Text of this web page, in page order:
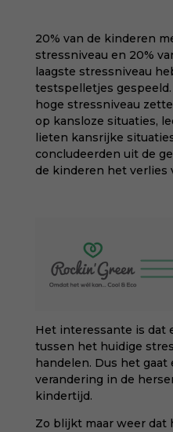
20% van de kinderen
stressniveau en 20%
laagste stressniveau
testspelletjes
hoge stressniveau
op kansloze situaties,
lieten kansrijke
concludeerden uit de
de kinderen het verlies
Het interessante is dat
tussen het huidige
handelen. Dus het
verandering in de
kindertijd.
Zo blijkt maar weer